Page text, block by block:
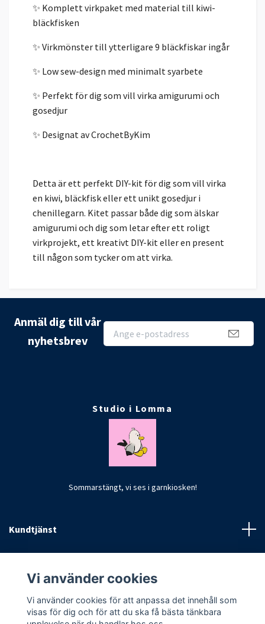
✨ Komplett virkpaket med material till kiwi-
bläckfisken
✨ Virkmönster till ytterligare 9 bläckfiskar ingår
✨ Low sew-design med minimalt syarbete
✨ Perfekt för dig som vill virka amigurumi och
gosedjur
✨ Designat av CrochetByKim
Detta är ett perfekt DIY-kit för dig som vill virka
en kiwi, bläckfisk eller ett unikt gosedjur i
chenillegarn. Kitet passar både dig som älskar
amigurumi och dig som letar efter ett roligt
virkprojekt, ett kreativt DIY-kit eller en present
till någon som tycker om att virka.
Anmäl dig till vår
nyhetsbrev
Studio i Lomma
Sommarstängt, vi ses i garnkiosken!
Kundtjänst
Vi använder cookies
Vi använder cookies för att anpassa det innehåll som
visas för dig och för att du ska få bästa tänkbara